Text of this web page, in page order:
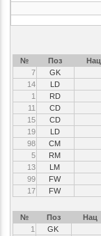
№ Поз Нац
7
GK
14
LD
1
RD
11
CD
15
CD
19
LD
98
CM
5
RM
13
LM
99
FW
17
FW
№ Поз Нац
1
GK